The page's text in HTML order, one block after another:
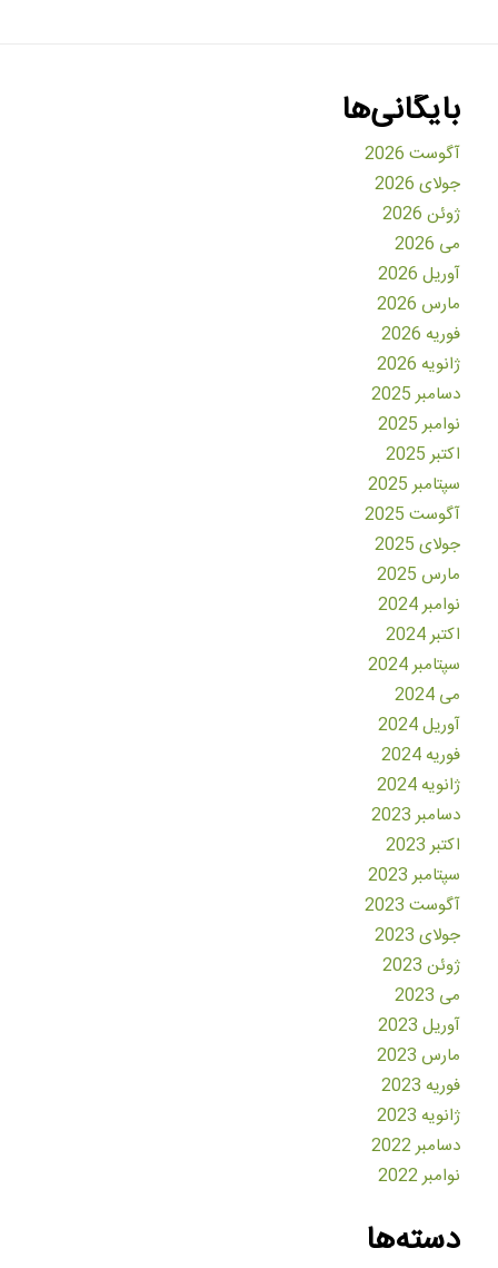
بایگانی‌ها
آگوست 2026
جولای 2026
ژوئن 2026
می 2026
آوریل 2026
مارس 2026
فوریه 2026
ژانویه 2026
دسامبر 2025
نوامبر 2025
اکتبر 2025
سپتامبر 2025
آگوست 2025
جولای 2025
مارس 2025
نوامبر 2024
اکتبر 2024
سپتامبر 2024
می 2024
آوریل 2024
فوریه 2024
ژانویه 2024
دسامبر 2023
اکتبر 2023
سپتامبر 2023
آگوست 2023
جولای 2023
ژوئن 2023
می 2023
آوریل 2023
مارس 2023
فوریه 2023
ژانویه 2023
دسامبر 2022
نوامبر 2022
دسته‌ها